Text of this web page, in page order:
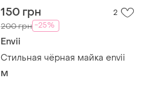
150 грн 2
200 грн -25%
Envii
Стильная чёрная майка envii
M